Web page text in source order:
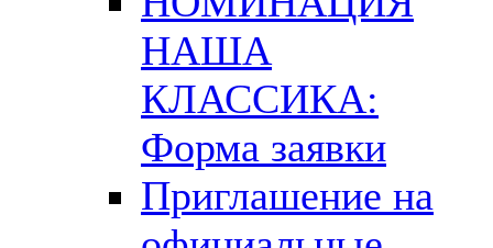
НАША
КЛАССИКА:
Форма заявки
Приглашение на